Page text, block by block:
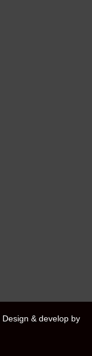
Design & develop by